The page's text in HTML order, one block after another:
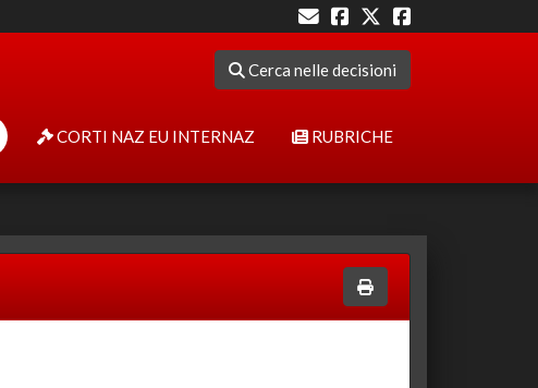
Cerca nelle decisioni
CORTI NAZ EU INTERNAZ RUBRICHE